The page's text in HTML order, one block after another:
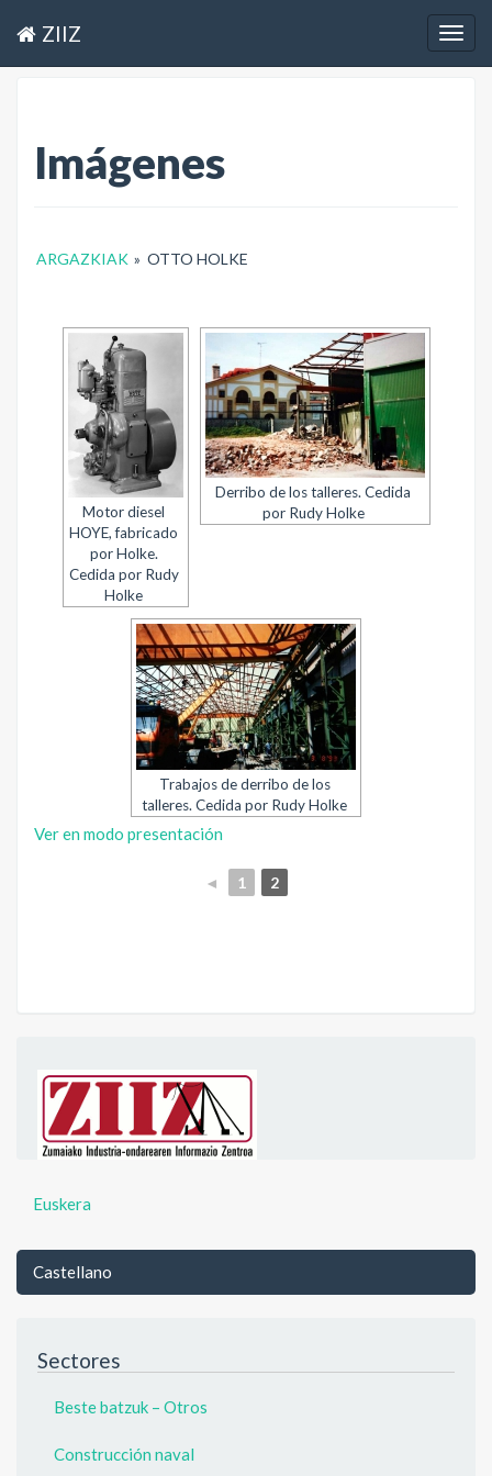
ZIIZ
Imágenes
ARGAZKIAK » OTTO HOLKE
Motor diesel
HOYE, fabricado
por Holke.
Cedida por Rudy
Holke
Derribo de los talleres. Cedida
por Rudy Holke
Trabajos de derribo de los
talleres. Cedida por Rudy Holke
Ver en modo presentación
◄ 1 2
Euskera
Castellano
Sectores
Beste batzuk – Otros
Construcción naval